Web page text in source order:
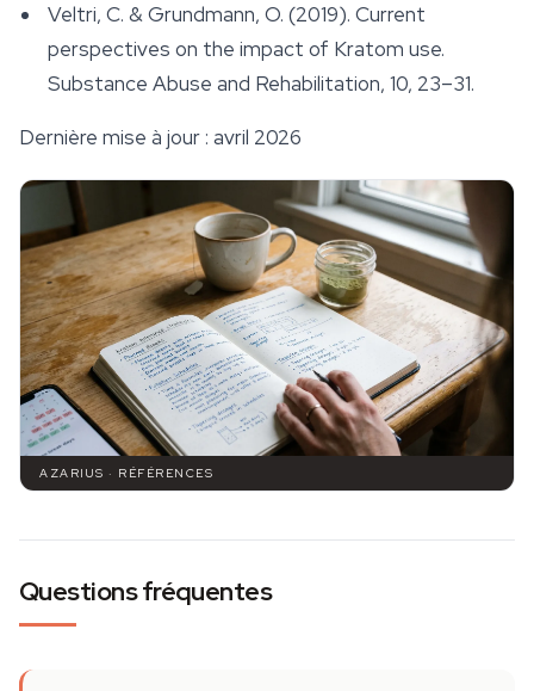
Veltri, C. & Grundmann, O. (2019). Current
perspectives on the impact of Kratom use.
Substance Abuse and Rehabilitation, 10, 23–31.
Dernière mise à jour : avril 2026
AZARIUS · RÉFÉRENCES
Questions fréquentes